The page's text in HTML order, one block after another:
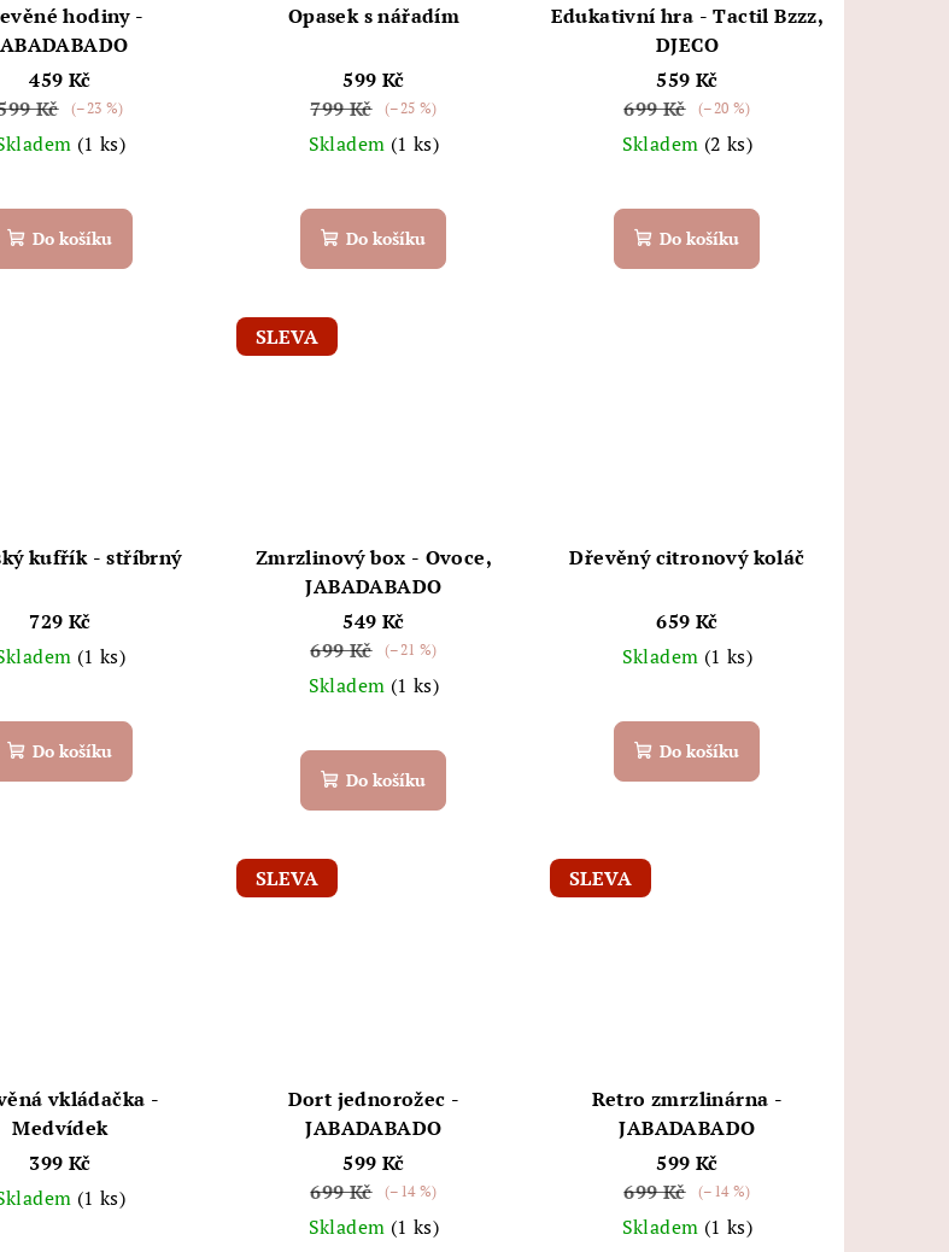
hodiny -
459 Kč
Kč
(–23 %)
(1 ks)
Do košíku
Opasek s nářadím
599 Kč
799 Kč
(–25 %)
Skladem (1 ks)
Do košíku
Edukativní hra - Tactil Bzzz,
DJECO
559 Kč
699 Kč
(–20 %)
Skladem (2 ks)
Do košíku
kufřík - stříbrný
729 Kč
(1 ks)
Do košíku
SLEVA
Zmrzlinový box - Ovoce,
JABADABADO
549 Kč
699 Kč
(–21 %)
Skladem (1 ks)
Do košíku
Dřevěný citronový koláč
659 Kč
Skladem (1 ks)
Do košíku
vkládačka -
Medvídek
399 Kč
(1 ks)
SLEVA
Dort jednorožec -
JABADABADO
599 Kč
699 Kč
(–14 %)
Skladem (1 ks)
SLEVA
Retro zmrzlinárna -
JABADABADO
599 Kč
699 Kč
(–14 %)
Skladem (1 ks)